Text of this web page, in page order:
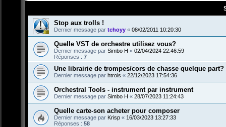
Stop aux trolls !
Dernier message par tchoyy « 08/02/2011 10:20:30
Quelle VST de orchestre utilisez vous?
Dernier message par Simbo H « 02/04/2024 22:46:59
Réponses : 7
Une librairie de trompes/cors de chasse quelque part?
Dernier message par htrois « 22/12/2023 17:54:36
Orchestral Tools - instrument par instrument
Dernier message par Simbo H « 28/07/2023 11:24:43
Quelle carte-son acheter pour composer
Dernier message par Krisp « 16/03/2023 13:27:33
Réponses : 58